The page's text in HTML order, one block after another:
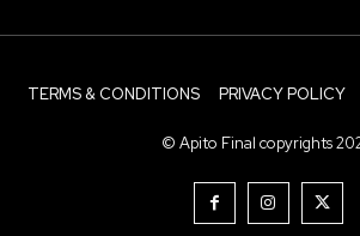
TERMS & CONDITIONS PRIVACY POLICY
© Apito Final copyrights